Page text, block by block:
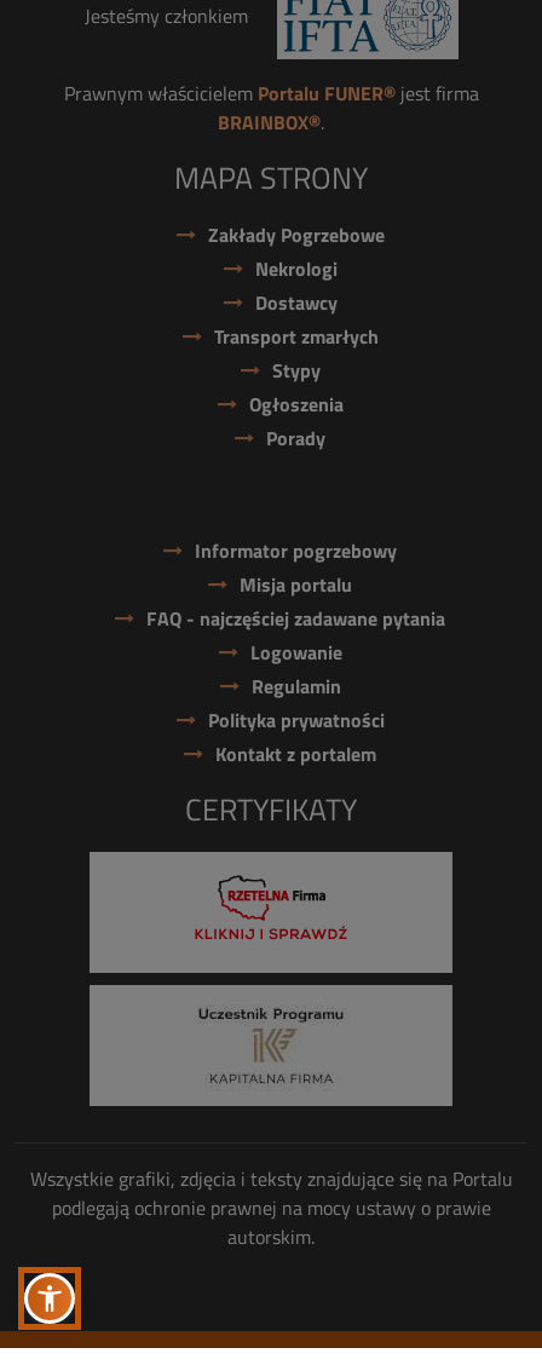
Jesteśmy członkiem
Prawnym właścicielem Portalu FUNER®jest firma
BRAINBOX®.
MAPA STRONY
Zakłady Pogrzebowe
Nekrologi
Dostawcy
Transport zmarłych
Stypy
Ogłoszenia
Porady
Informator pogrzebowy
Misja portalu
FAQ - najczęściej zadawane pytania
Logowanie
Regulamin
Polityka prywatności
Kontakt z portalem
CERTYFIKATY
Wszystkie grafiki, zdjęcia i teksty znajdujące się na Portalu
podlegają ochronie prawnej na mocy ustawy o prawie
autorskim.